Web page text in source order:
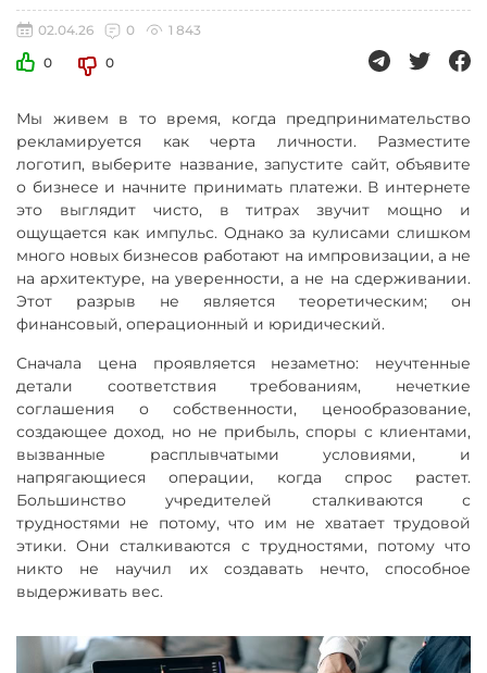
02.04.26 0
1 843
0
0
Мы живем в то время, когда предпринимательство
рекламируется как черта личности. Разместите
логотип, выберите название, запустите сайт, объявите
о бизнесе и начните принимать платежи. В интернете
это выглядит чисто, в титрах звучит мощно и
ощущается как импульс. Однако за кулисами слишком
много новых бизнесов работают на импровизации, а не
на архитектуре, на уверенности, а не на сдерживании.
Этот разрыв не является теоретическим; он
финансовый, операционный и юридический.
Сначала цена проявляется незаметно: неучтенные
детали соответствия требованиям, нечеткие
соглашения о собственности, ценообразование,
создающее доход, но не прибыль, споры с клиентами,
вызванные расплывчатыми условиями, и
напрягающиеся операции, когда спрос растет.
Большинство учредителей сталкиваются с
трудностями не потому, что им не хватает трудовой
этики. Они сталкиваются с трудностями, потому что
никто не научил их создавать нечто, способное
выдерживать вес.